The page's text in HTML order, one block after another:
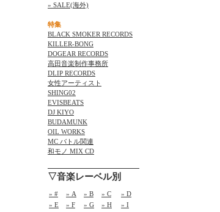
» SALE(海外)
特集
BLACK SMOKER RECORDS
KILLER-BONG
DOGEAR RECORDS
高田音楽制作事務所
DLIP RECORDS
女性アーティスト
SHING02
EVISBEATS
DJ KIYO
BUDAMUNK
OIL WORKS
MC バトル関連
和モノ MIX CD
▽音楽レーベル別
» # » A » B » C
» D
» E
» F » G » H
» I